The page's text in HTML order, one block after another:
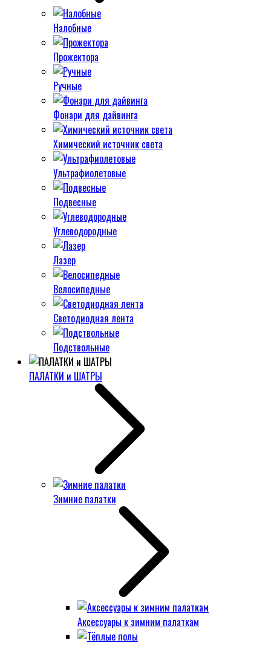
Налобные
Прожектора
Ручные
Фонари для дайвинга
Химический источник света
Ультрафиолетовые
Подвесные
Углеводородные
Лазер
Велосипедные
Светодиодная лента
Подствольные
ПАЛАТКИ и ШАТРЫ
Зимние палатки
Аксессуары к зимним палаткам